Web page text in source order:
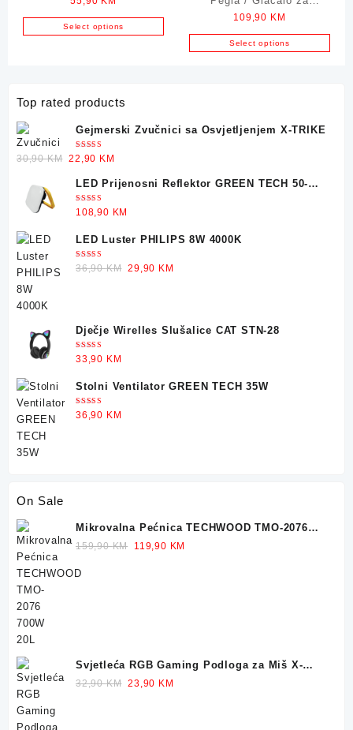
TESLA IR301BL 2600W
Select options
Vertikalno Peglanje
PHILIPS STH3010\70
109,90 KM
Select options
Top rated products
Gejmerski Zvučnici sa Osvjetljenjem X-TRIKE
Ocjenjeno
5.00 od 5
30,90KM Original
was:
30,90 KM.
22,90 KM
is:
22,90 KM.
LED Prijenosni Reflektor GREEN TECH 50-
25W
Ocjenjeno
5.00od 5
108,90 KM
LED Luster PHILIPS 8W 4000K
Ocjenjeno
5.00od 5
36,90KM Original
29,90 KM
Dječje Wirelles Slušalice CAT STN-28
Ocjenjeno
5.00od 5
33,90 KM
Stolni Ventilator GREEN TECH 35W
Ocjenjeno
5.00od 5
36,90 KM
On Sale
Mikrovalna Pećnica TECHWOOD TMO-2076
700W 20L
159,90KM
Original
119,90 KM
Svjetleća RGB Gaming Podloga za Miš X-
TRIKE 77x30cm
32,90KM Original
23,90 KM